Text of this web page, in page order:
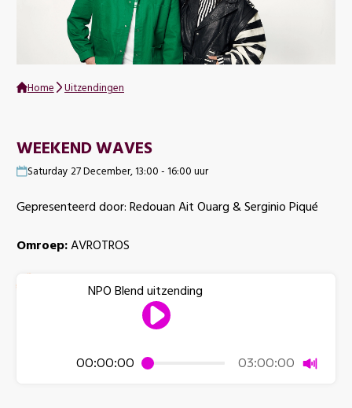
Home Uitzendingen
WEEKEND WAVES
Saturday 27 December, 13:00 - 16:00 uur
Gepresenteerd door: Redouan Ait Ouarg & Serginio Piqué
Omroep: AVROTROS
00:00:00 03:00:00 Dempen
NPO Blend uitzending